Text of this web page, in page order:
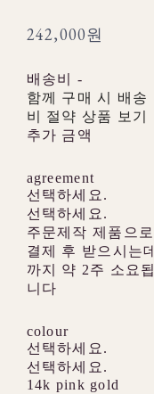
242,000원
배송비 -
함께 구매 시 배송
비 절약 상품 보기
추가 금액
agreement
선택하세요.
선택하세요.
주문제작 제품으로
결제 후 받으시는데
까지 약 2주 소요됩
니다
colour
선택하세요.
선택하세요.
14k pink gold